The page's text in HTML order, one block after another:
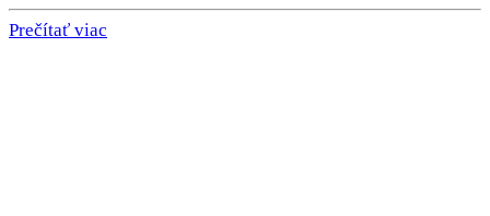
Prečítať viac